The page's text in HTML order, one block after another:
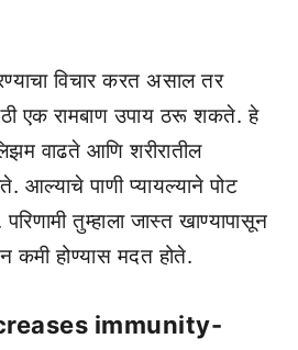
विचार करत असाल तर
एक रामबाण उपाय ठरू शकते. हे
वाढते आणि शरीरातील
आल्याचे पाणी प्यायल्याने पोट
तुम्हाला जास्त खाण्यापासून
होण्यास मदत होते.
immunity-